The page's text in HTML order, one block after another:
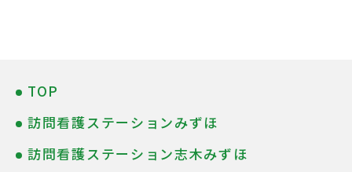
TOP
訪問看護ステーションみずほ
訪問看護ステーション志木みずほ